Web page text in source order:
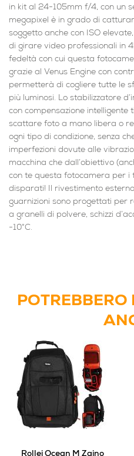
in kit al 24-105mm f/4, con un
megapixel è in grado di
soggetto anche con ISO
di girare video professionali in
fedeltà con cui questa
grazie al Venus Engine con
permetterà di cogliere tutte le
più luminosi. Lo stabilizzatore
con compensazione
scattare foto a mano libera o
ogni tipo di condizione, senza
imperfezioni dovute alle
macchina che dall’obiettivo
con te questa fotocamera per i
disparati! Il rivestimento
guarnizioni sono progettati per
a granelli di polvere, schizzi
-10°C.
POTREBBERO
Rollei Ocean M Zaino